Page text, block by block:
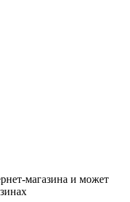
магазина и может